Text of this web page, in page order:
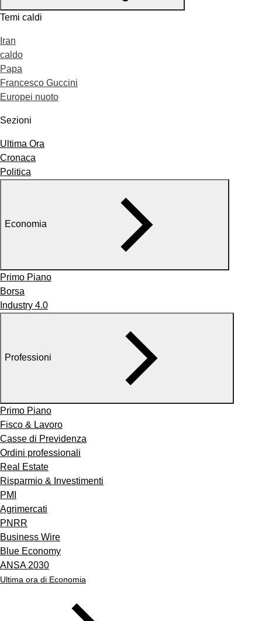
Temi caldi
Iran
caldo
Papa
Francesco Guccini
Europei nuoto
Sezioni
Ultima Ora
Cronaca
Politica
Economia
Primo Piano
Borsa
Industry 4.0
Professioni
Primo Piano
Fisco & Lavoro
Casse di Previdenza
Ordini professionali
Real Estate
Risparmio & Investimenti
PMI
Agrimercati
PNRR
Business Wire
Blue Economy
ANSA 2030
Ultima ora di Economia